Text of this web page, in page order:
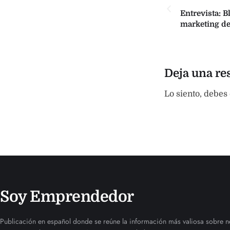
Entrevista:
marketing
Deja una
Lo siento,
Soy Emprendedor
Publicación en español donde se reúne la información más valiosa sobre